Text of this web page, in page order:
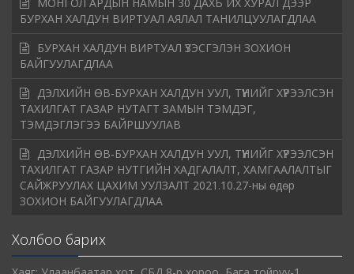
БУРХАН ХАЛДУН ВИРТУАЛ АЯЛАЛ ТАНИЛЦУУЛАГДЛАА
БУРХАН ХАЛДУН ВИРТУАЛ ҮЗЭСГЭЛЭН ЗОХИОН
БАЙГУУЛАГДЛАА
ДЭЛХИЙН ӨВ-БУРХАН ХАЛДУН УУЛ, ТҮҮНИЙГ ХҮРЭЭЛСЭН
ТАХИЛГАТ ГАЗАР НУТАГТ ЗАМЫН ТЭМДЭГ,
ТЭМДЭГЛЭГЭЭ БАЙРШУУЛАВ
ДЭЛХИЙН ӨВ-БУРХАН ХАЛДУН УУЛ, ТҮҮНИЙГ ХҮРЭЭЛСЭН
ТАХИЛГАТ ГАЗАР НУТГИЙН ХАДГАЛАЛТ, ХАМГААЛАЛТЫГ
САЙЖРУУЛАХ ЦАХИМ УУЛЗАЛТ 2021.10.27-ны өдөр
ЗОХИОН БАЙГУУЛАГДЛАА
Холбоо барих